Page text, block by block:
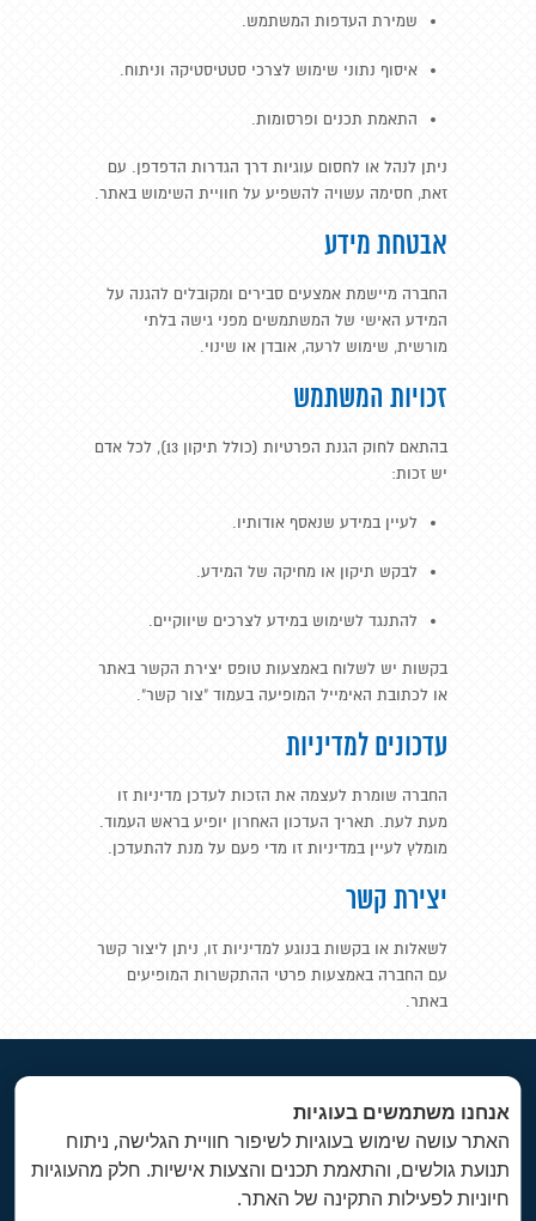
שמירת העדפות המשתמש.
איסוף נתוני שימוש לצרכי סטטיסטיקה וניתוח.
התאמת תכנים ופרסומות.
ניתן לנהל או לחסום עוגיות דרך הגדרות הדפדפן. עם
זאת, חסימה עשויה להשפיע על חוויית השימוש באתר.
אבטחת מידע
החברה מיישמת אמצעים סבירים ומקובלים להגנה על
המידע האישי של המשתמשים מפני גישה בלתי
מורשית, שימוש לרעה, אובדן או שינוי.
זכויות המשתמש
בהתאם לחוק הגנת הפרטיות (כולל תיקון 13), לכל אדם
יש זכות:
לעיין במידע שנאסף אודותיו.
לבקש תיקון או מחיקה של המידע.
להתנגד לשימוש במידע לצרכים שיווקיים.
בקשות יש לשלוח באמצעות טופס יצירת הקשר באתר
או לכתובת האימייל המופיעה בעמוד "צור קשר".
עדכונים למדיניות
החברה שומרת לעצמה את הזכות לעדכן מדיניות זו
מעת לעת. תאריך העדכון האחרון יופיע בראש העמוד.
מומלץ לעיין במדיניות זו מדי פעם על מנת להתעדכן.
יצירת קשר
לשאלות או בקשות בנוגע למדיניות זו, ניתן ליצור קשר
עם החברה באמצעות פרטי ההתקשרות המופיעים
באתר.
054-5496181
|
elad.ackerman@gmail.com
תוכן למלונות|לקוחות |הרצאות לבתי מלון|מפת אתר|צרו
קשר
אנחנו משתמשים בעוגיות
האתר עושה שימוש בעוגיות לשיפור חוויית הגלישה, ניתוח
תנועת גולשים, והתאמת תכנים והצעות אישיות. חלק מהעוגיות
חיוניות לפעילות התקינה של האתר.